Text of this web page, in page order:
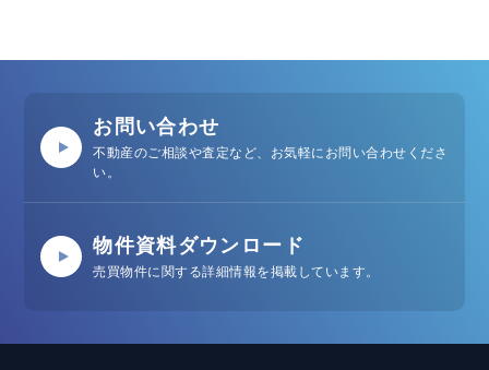
お問い合わせ
不動産のご相談や査定など、お気軽にお問い合わせくださ
い。
物件資料ダウンロード
売買物件に関する詳細情報を掲載しています。